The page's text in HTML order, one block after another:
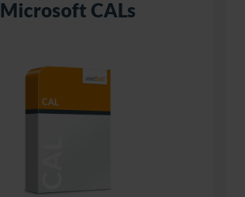
Microsoft CALs